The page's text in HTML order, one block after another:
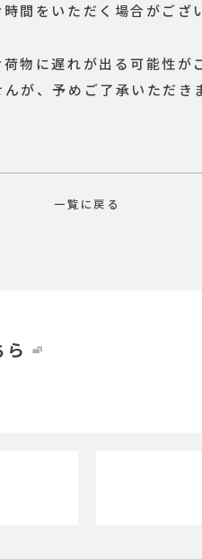
間をいただく場合がござ
物に遅れが出る可能性が
が、予めご了承いただき
一覧に戻る